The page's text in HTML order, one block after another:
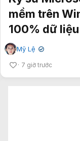
mềm trên
100% dữ liệu
Mỹ Lệ ✔
7 giờ trước